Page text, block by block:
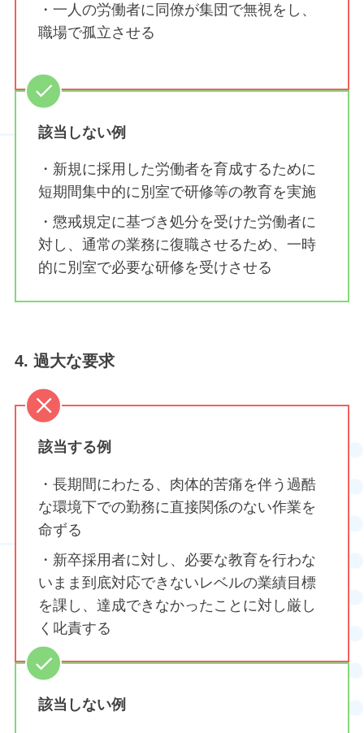
・一人の労働者に同僚が集団で無視をし、
職場で孤立させる
該当しない例
・新規に採用した労働者を育成するために
短期間集中的に別室で研修等の教育を実施
・懲戒規定に基づき処分を受けた労働者に
対し、通常の業務に復職させるため、一時
的に別室で必要な研修を受けさせる
4. 過大な要求
該当する例
・⾧期間にわたる、肉体的苦痛を伴う過酷
な環境下での勤務に直接関係のない作業を
命ずる
・新卒採用者に対し、必要な教育を行わな
いまま到底対応できないレベルの業績目標
を課し、達成できなかったことに対し厳し
く叱責する
該当しない例